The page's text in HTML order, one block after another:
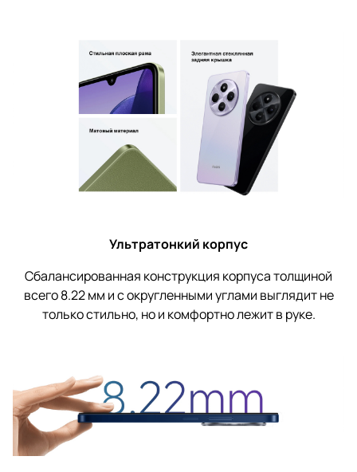
Ультратонкий корпус
Сбалансированная конструкция корпуса толщиной
всего 8.22 мм и с округленными углами выглядит не
только стильно, но и комфортно лежит в руке.